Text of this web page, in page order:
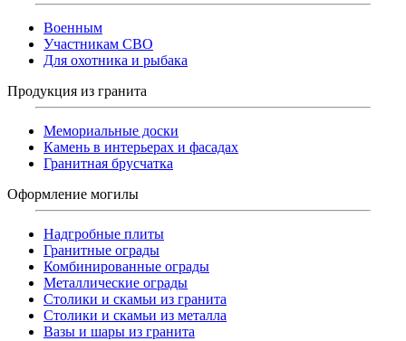
Военным
Участникам СВО
Для охотника и рыбака
Продукция из гранита
Мемориальные доски
Камень в интерьерах и фасадах
Гранитная брусчатка
Оформление могилы
Надгробные плиты
Гранитные ограды
Комбинированные ограды
Металлические ограды
Столики и скамьи из гранита
Столики и скамьи из металла
Вазы и шары из гранита